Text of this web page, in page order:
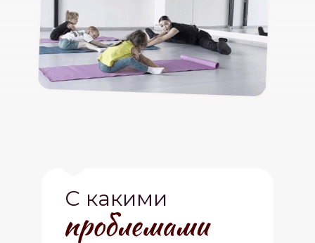
С какими
проблемами